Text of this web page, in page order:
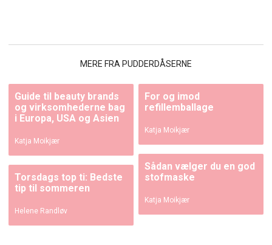
MERE FRA PUDDERDÅSERNE
Guide til beauty brands
og virksomhederne bag
i Europa, USA og Asien
Katja Moikjær
For og imod
refillemballage
Katja Moikjær
Torsdags top ti: Bedste
tip til sommeren
Helene Randløv
Sådan vælger du en god
stofmaske
Katja Moikjær